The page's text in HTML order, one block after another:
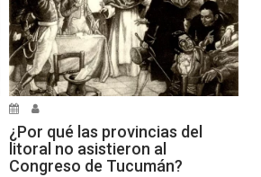
¿Por qué las provincias del
litoral no asistieron al
Congreso de Tucumán?